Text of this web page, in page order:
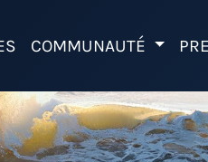
COMMUNAUTÉ